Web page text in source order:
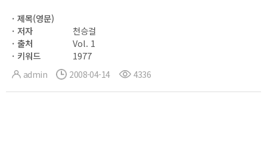
제목(영문)
저자
천승걸
출처
Vol. 1
키워드
1977
admin 2008-04-14 4336